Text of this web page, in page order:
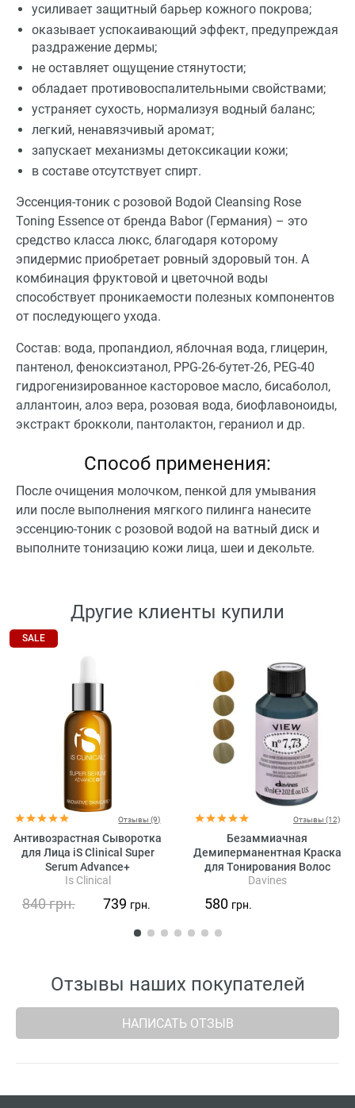
усиливает защитный барьер кожного покрова;
оказывает успокаивающий эффект, предупреждая
раздражение дермы;
не оставляет ощущение стянутости;
обладает противовоспалительными свойствами;
устраняет сухость, нормализуя водный баланс;
легкий, ненавязчивый аромат;
запускает механизмы детоксикации кожи;
в составе отсутствует спирт.
Эссенция-тоник с розовой Водой Cleansing Rose
Toning Essence от бренда Babor (Германия) – это
средство класса люкс, благодаря которому
эпидермис приобретает ровный здоровый тон. А
комбинация фруктовой и цветочной воды
способствует проникаемости полезных компонентов
от последующего ухода.
Состав: вода, пропандиол, яблочная вода, глицерин,
пантенол, феноксиэтанол, PPG-26-бутет-26, PEG-40
гидрогенизированное касторовое масло, бисаболол,
аллантоин, алоэ вера, розовая вода, биофлавоноиды,
экстракт брокколи, пантолактон, гераниол и др.
Способ применения:
После очищения молочком, пенкой для умывания
или после выполнения мягкого пилинга нанесите
эссенцию-тоник с розовой водой на ватный диск и
выполните тонизацию кожи лица, шеи и декольте.
Другие клиенты купили
SALE
Отзывы (9)
Антивозрастная Сыворотка
для Лица iS Clinical Super
Serum Advance+
Is Clinical
840грн. 739 грн.
Отзывы (12)
Безаммиачная
Демиперманентная Краска
для Тонирования Волос
Davines View High Shine
60 мл (бежевые оттенки)
Davines
580 грн.
Отзывы наших покупателей
НАПИСАТЬ ОТЗЫВ